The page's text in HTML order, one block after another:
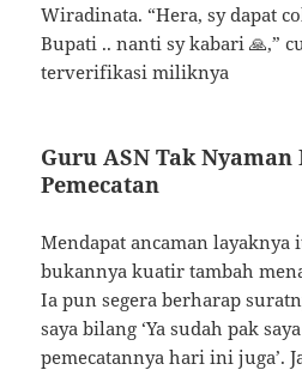
Wiradinata. “Hera, sy dapat
Bupati .. nanti sy kabari 🙏,”
terverifikasi miliknya
Guru ASN Tak
Pemecatan
Mendapat ancaman layaknya
bukannya kuatir tambah
Ia pun segera berharap
saya bilang ‘Ya sudah pak
pemecatannya hari ini juga’.